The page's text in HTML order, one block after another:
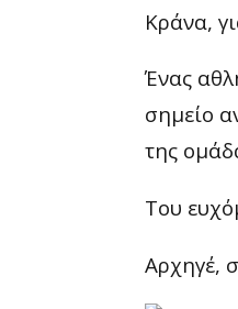
Κράνα,
Ένας
σημείο
της
Του
Αρχηγέ,